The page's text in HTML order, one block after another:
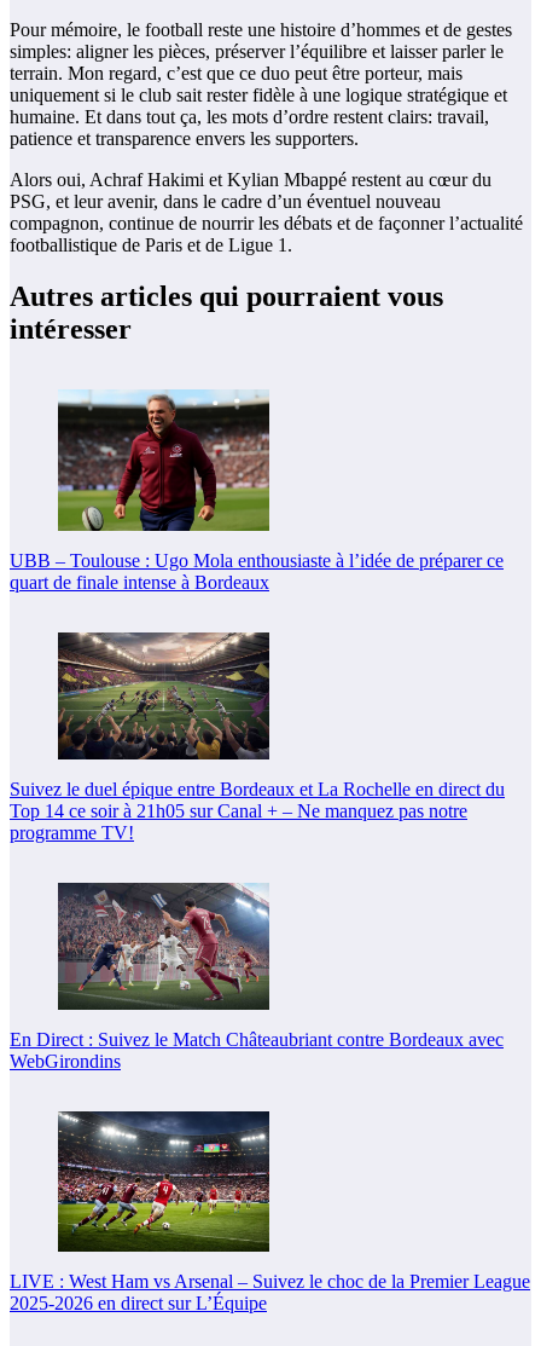
Pour mémoire, le football reste une histoire d’hommes et de gestes
simples: aligner les pièces, préserver l’équilibre et laisser parler le
terrain. Mon regard, c’est que ce duo peut être porteur, mais
uniquement si le club sait rester fidèle à une logique stratégique et
humaine. Et dans tout ça, les mots d’ordre restent clairs: travail,
patience et transparence envers les supporters.
Alors oui, Achraf Hakimi et Kylian Mbappé restent au cœur du
PSG, et leur avenir, dans le cadre d’un éventuel nouveau
compagnon, continue de nourrir les débats et de façonner l’actualité
footballistique de Paris et de Ligue 1.
Autres articles qui pourraient vous
intéresser
UBB – Toulouse : Ugo Mola enthousiaste à l’idée de préparer ce
quart de finale intense à Bordeaux
Suivez le duel épique entre Bordeaux et La Rochelle en direct du
Top 14 ce soir à 21h05 sur Canal + – Ne manquez pas notre
programme TV!
En Direct : Suivez le Match Châteaubriant contre Bordeaux avec
WebGirondins
LIVE : West Ham vs Arsenal – Suivez le choc de la Premier League
2025-2026 en direct sur L’Équipe